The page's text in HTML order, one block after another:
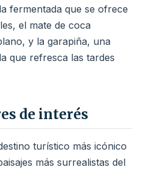
fermentada que se ofrece
el mate de coca
y la garapiña, una
que refresca las tardes
de interés
turístico más icónico
más surrealistas del